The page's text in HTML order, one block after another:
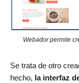
Webador permite
Se trata de otro
hecho, la interfaz